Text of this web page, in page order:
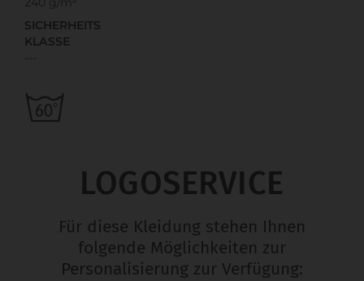
SICHERHEITS
KLASSE
LOGOSERVICE
Für diese Kleidung stehen Ihnen
folgende Möglichkeiten zur
Personalisierung zur Verfügung: